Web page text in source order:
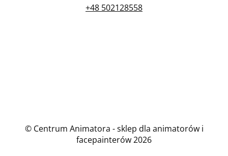
+48 502128558
© Centrum Animatora - sklep dla animatorów i
facepainterów 2026